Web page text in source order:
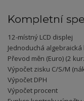
Kompletní
12-místný LCD displej
Jednoduchá algebraická
Převod měn (Euro) (2
Výpočet zisku C/S/M
Výpočet DPH
Výpočet procent